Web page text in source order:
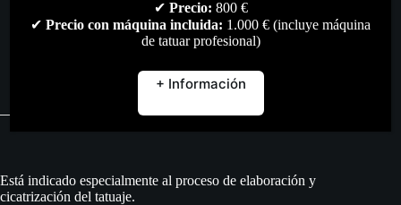
Marca
Valoraciones (0)
Está indicado especialmente al proceso de elaboración y
cicatrización del tatuaje.
✔ Precio: 800 €
✔ Precio con máquina incluida: 1.000 € (incluye máquina
de tatuar profesional)
+ Información